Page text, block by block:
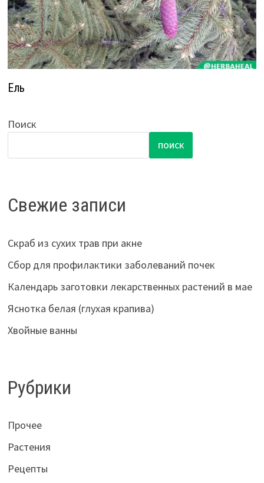
Ель
Поиск
ПОИСК
Свежие записи
Скраб из сухих трав при акне
Сбор для профилактики заболеваний почек
Календарь заготовки лекарственных растений в мае
Яснотка белая (глухая крапива)
Хвойные ванны
Рубрики
Прочее
Растения
Рецепты